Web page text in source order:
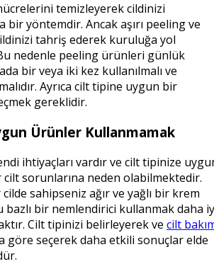
temizleyerek cildinizi
yöntemdir. Ancak aşırı peeling ve
tahriş ederek kuruluğa yol
nedenle peeling ürünleri günlük
bir veya iki kez kullanılmalı ve
Ayrıca cilt tipine uygun bir
gereklidir.
Ürünler Kullanmamak
ihtiyaçları vardır ve cilt tipinize
sorunlarına neden olabilmektedir.
sahipseniz ağır ve yağlı bir krem
bazlı bir nemlendirici kullanmak daha
Cilt tipinizi belirleyerek ve cilt
göre seçerek daha etkili sonuçlar elde